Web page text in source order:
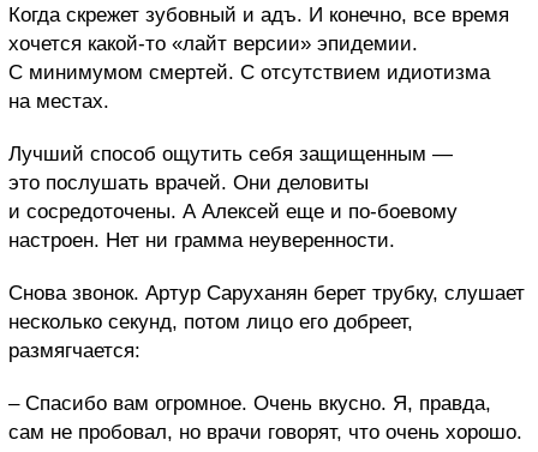
Когда скрежет зубовный и адъ. И конечно, все время
хочется какой-то «лайт версии» эпидемии.
С минимумом смертей. С отсутствием идиотизма
на местах.
Лучший способ ощутить себя защищенным —
это послушать врачей. Они деловиты
и сосредоточены. А Алексей еще и по-боевому
настроен. Нет ни грамма неуверенности.
Снова звонок. Артур Саруханян берет трубку, слушает
несколько секунд, потом лицо его добреет,
размягчается:
– Спасибо вам огромное. Очень вкусно. Я, правда,
сам не пробовал, но врачи говорят, что очень хорошо.